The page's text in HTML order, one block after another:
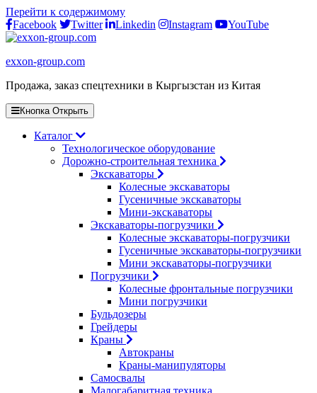
Перейти к содержимому
Facebook
Twitter Linkedin Instagram YouTube
exxon-group.com
Продажа, заказ спецтехники в Кыргызстан из Китая
Кнопка Открыть
Каталог
Технологическое оборудование
Дорожно-строительная техника
Экскаваторы
Колесные экскаваторы
Гусеничные экскаваторы
Мини-экскаваторы
Экскаваторы-погрузчики
Колесные экскаваторы-погрузчики
Гусеничные экскаваторы-погрузчики
Мини экскаваторы-погрузчики
Погрузчики
Колесные фронтальные погрузчики
Мини погрузчики
Бульдозеры
Грейдеры
Краны
Автокраны
Краны-манипуляторы
Самосвалы
Малогабаритная техника